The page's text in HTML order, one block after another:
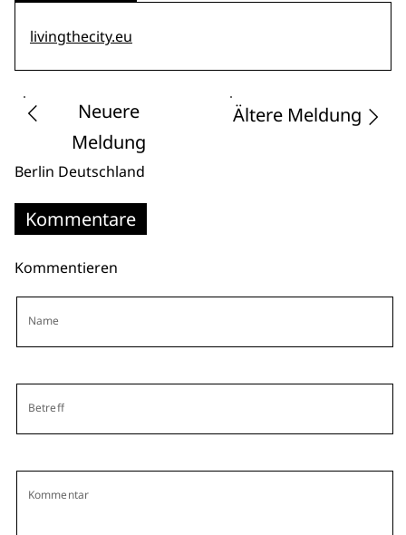
livingthecity.eu
Neuere
Meldung
Ältere Meldung
Berlin Deutschland
Kommentare
Kommentieren
Name
Betreff
Kommentar